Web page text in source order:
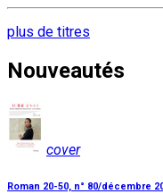
plus de titres
Nouveautés
cover
Roman 20-50, n° 80/décembre